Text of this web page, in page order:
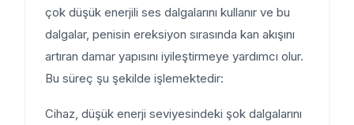
çok düşük enerjili ses dalgalarını kullanır ve bu
dalgalar, penisin ereksiyon sırasında kan akışını
artıran damar yapısını iyileştirmeye yardımcı olur.
Bu süreç şu şekilde işlemektedir:
Cihaz, düşük enerji seviyesindeki şok dalgalarını